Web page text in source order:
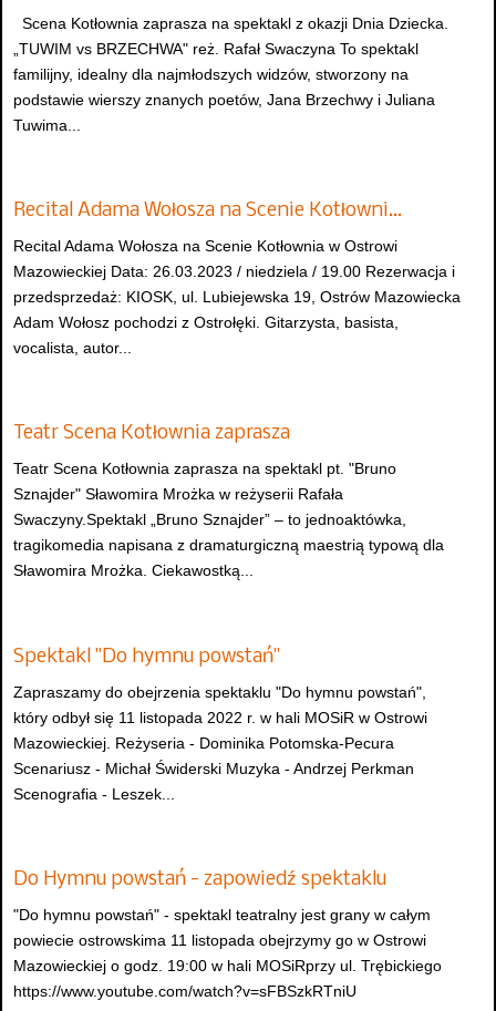
Scena Kotłownia zaprasza na spektakl z okazji Dnia Dziecka.
„TUWIM vs BRZECHWA" reż. Rafał Swaczyna To spektakl
familijny, idealny dla najmłodszych widzów, stworzony na
podstawie wierszy znanych poetów, Jana Brzechwy i Juliana
Tuwima...
Recital Adama Wołosza na Scenie Kotłowni…
Recital Adama Wołosza na Scenie Kotłownia w Ostrowi
Mazowieckiej Data: 26.03.2023 / niedziela / 19.00 Rezerwacja i
przedsprzedaż: KIOSK, ul. Lubiejewska 19, Ostrów Mazowiecka
Adam Wołosz pochodzi z Ostrołęki. Gitarzysta, basista,
vocalista, autor...
Teatr Scena Kotłownia zaprasza
Teatr Scena Kotłownia zaprasza na spektakl pt. "Bruno
Sznajder" Sławomira Mrożka w reżyserii Rafała
Swaczyny.Spektakl „Bruno Sznajder” – to jednoaktówka,
tragikomedia napisana z dramaturgiczną maestrią typową dla
Sławomira Mrożka. Ciekawostką...
Spektakl "Do hymnu powstań"
Zapraszamy do obejrzenia spektaklu "Do hymnu powstań",
który odbył się 11 listopada 2022 r. w hali MOSiR w Ostrowi
Mazowieckiej. Reżyseria - Dominika Potomska-Pecura
Scenariusz - Michał Świderski Muzyka - Andrzej Perkman
Scenografia - Leszek...
Do Hymnu powstań - zapowiedź spektaklu
"Do hymnu powstań" - spektakl teatralny jest grany w całym
powiecie ostrowskima 11 listopada obejrzymy go w Ostrowi
Mazowieckiej o godz. 19:00 w hali MOSiRprzy ul. Trębickiego
https://www.youtube.com/watch?v=sFBSzkRTniU